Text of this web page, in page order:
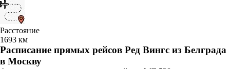
Расстояние
1693 км
Расписание прямых рейсов Ред Вингс из Белграда
в Москву